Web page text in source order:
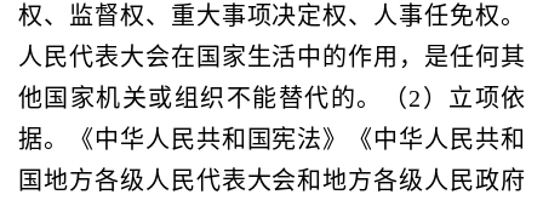
权、监督权、重大事项决定权、人事任免权。
人民代表大会在国家生活中的作用，是任何其
他国家机关或组织不能替代的。（2）立项依
据。《中华人民共和国宪法》《中华人民共和
国地方各级人民代表大会和地方各级人民政府